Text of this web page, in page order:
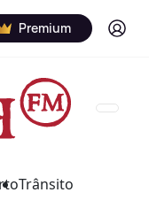
Premium Log in
Trânsito